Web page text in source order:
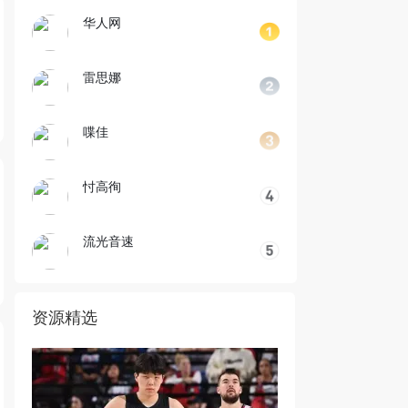
华人网
雷思娜
喋佳
忖高徇
流光音速
资源精选